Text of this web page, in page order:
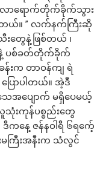
လာရောက်တိုက်ခိုက်သွား
ယ်။ ” လက်နက်ကြီးဆို
းတွေနဲ့ဖြစ်တယ် ၊
နဲ့ ပစ်ခတ်တိုက်ခိုက်
းက တာဝန်ကျ ရဲ
ောပါတယ်။ အဲ့ဒီ
အပျောက် မရှိပေမယ့်
သုံးကုန်ပစ္စည်းတွေ
ကနေ့ ဇန်နဝါရီ ၆ရက်ေ့
ကြီးအနီးက သံလွင်